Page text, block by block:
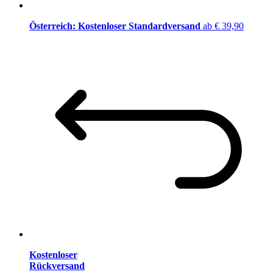
Österreich: Kostenloser Standardversand ab € 39,90
Kostenloser
Rückversand